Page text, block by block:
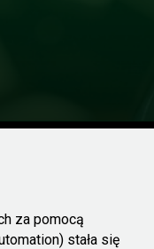
za pomocą
stała się